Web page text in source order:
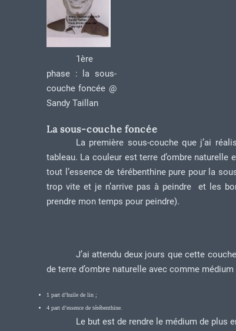
1ère
phase : la sous-
couche foncée @
Sandy Taillan
La sous-couche foncée
La première sous-couche que j’ai
tableau. La couleur est terre d’ombre naturelle
tout l’essence de térébenthine pure pour la
trop vite et je n’arrive pas à peindre et les
prendre mon temps pour peindre).
J’ai attendu deux jours que cette
de terre d’ombre naturelle avec comme médium
1 part d’huile de lin ;
4 part d’essence de térébenthine.
Le but est de rendre le médium de plus